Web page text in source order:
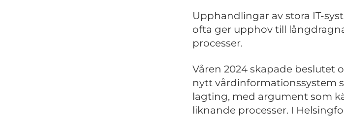
Upphandlingar av stora IT-
ofta ger upphov till
processer.
Våren 2024 skapade beslutet
nytt vårdinformationssystem
lagting, med argument som
liknande processer. I